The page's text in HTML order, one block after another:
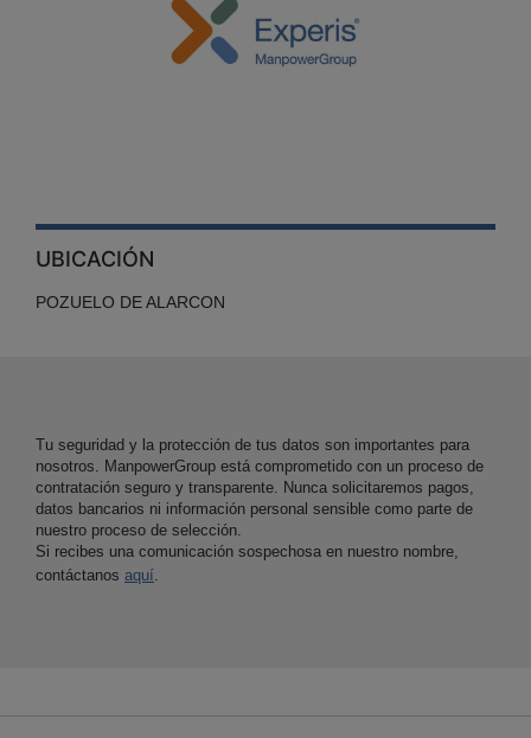
UBICACIÓN
POZUELO DE ALARCON
Tu seguridad y la protección de tus datos son importantes para
nosotros. ManpowerGroup está comprometido con un proceso de
contratación seguro y transparente. Nunca solicitaremos pagos,
datos bancarios ni información personal sensible como parte de
nuestro proceso de selección.
Si recibes una comunicación sospechosa en nuestro nombre,
contáctanos aquí.